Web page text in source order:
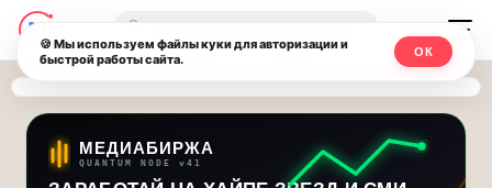
Последние
новости
и
обновления
потока:
Москвичи.net
—
Главный
столичный
🔍
МЕДИАБИРЖА
QUANTUM NODE v41
🍪 Мы используем файлы куки для авторизации и
быстрой работы сайта.
ОК